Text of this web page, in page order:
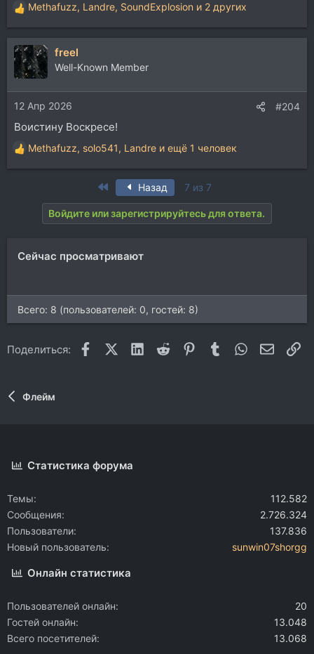
Р
е
а
к
и
и
:
Methafuzz, Landre, SoundExplosion и 2 других
freel
Well-Known Member
12 Апр 2026 #204
Воистину Воскресе!
Р
е
Methafuzz, solo541, Landre и ещё 1 человек
First Назад 7 из 7
Войдите или зарегистрируйтесь для ответа.
Сейчас просматривают
Всего: 8 (пользователей: 0, гостей: 8)
Поделиться: FacebookX (Twitter)
LinkedIn
Reddit Pinterest
Tumblr WhatsApp
Флейм
Статистика форума
Темы
112.582
Сообщения
2.726.324
Пользователи
137.836
Новый пользователь
sunwin07shorgg
Онлайн статистика
Пользователей онлайн
20
Гостей онлайн
13.048
Всего посетителей
13.068